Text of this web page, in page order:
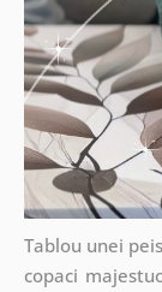
Tablou unei
copaci